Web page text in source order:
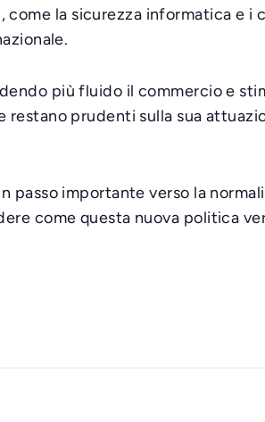
la sicurezza informatica e i
più fluido il commercio e
prudenti sulla sua
passo importante verso la
come questa nuova politica